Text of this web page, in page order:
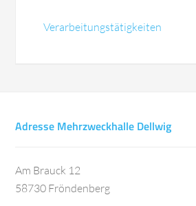
Verarbeitungstätigkeiten
Adresse Mehrzweckhalle Dellwig
Am Brauck 12
58730 Fröndenberg